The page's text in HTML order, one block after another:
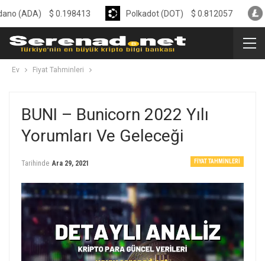
Ev Fiyat Tahminleri
BUNI – Bunicorn 2022 Yılı
Yorumları Ve Geleceği
FIYAT TAHMINLERI
Tarihinde Ara 29, 2021
$0.198413 Polkadot (DOT) $0.812057